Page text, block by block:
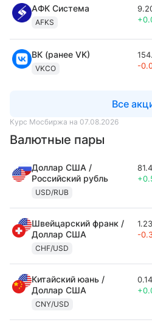
АФК Система
AFKS
ВК (ранее VK)
VKCO
-
Все
Курс Мосбиржа на 07.08.2026
Валютные пары
Доллар США /
Российский рубль
USD/RUB
Швейцарский франк /
Доллар США
CHF/USD
-
Китайский юань /
Доллар США
CNY/USD